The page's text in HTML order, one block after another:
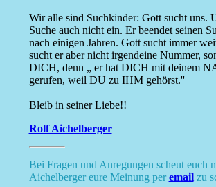
Wir alle sind Suchkinder: Gott sucht uns.
Suche auch nicht ein. Er beendet seinen
nach einigen Jahren. Gott sucht immer
sucht er aber nicht irgendeine Nummer,
DICH, denn „ er hat DICH mit deinem
gerufen, weil DU zu IHM gehörst.''
Bleib in seiner Liebe!!
Rolf Aichelberger
Bei Fragen und Anregungen scheut euch
Aichelberger eure Meinung peremailzu